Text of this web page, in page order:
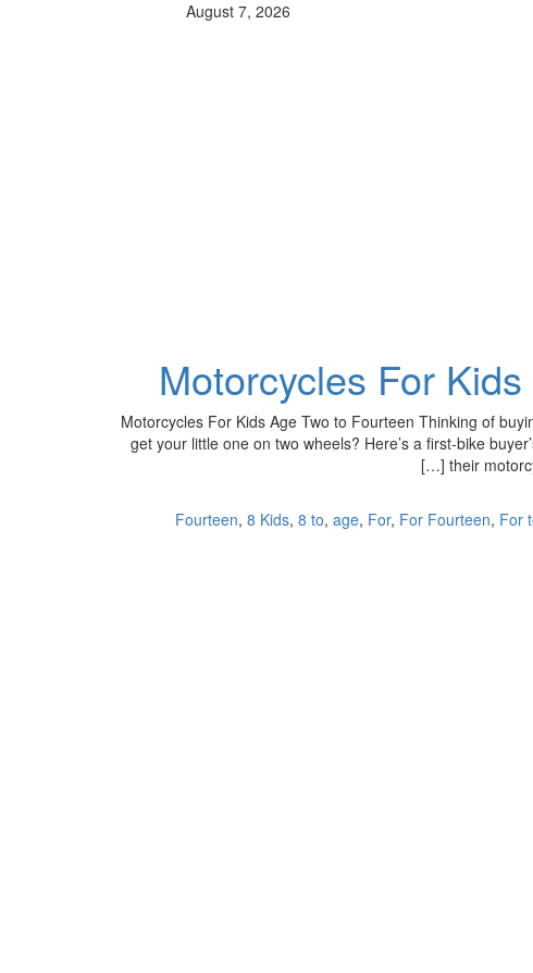
August 7, 2026
8 Motorcycles For Kids Age Two to Fourteen Thinking of
get your little one on two wheels? Here’s a first-bike
their
, 8 Kids, 8 to, age, For, For Fourteen, For